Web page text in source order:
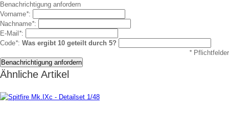
Benachrichtigung anfordern
Vorname*:
Nachname*:
E-Mail *:
Code*: Was ergibt 10 geteilt durch 5?
*Pflichtfelder
Ähnliche Artikel